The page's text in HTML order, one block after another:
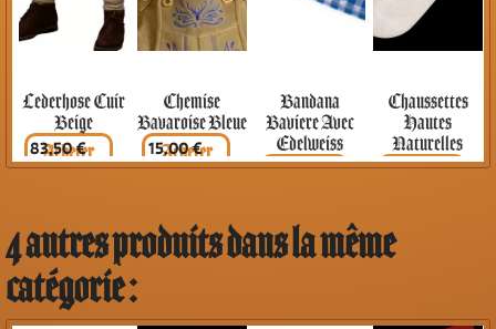
Lederhose Cuir
Beige
Prix
83,50 €
Chemise
Bavaroise Bleue
Prix
15,00 €
Bandana
Baviere Avec
Edelweiss
Prix
5,90 €
Chaussettes
Hautes
Naturelles
Prix
8,90 €
4 autres produits dans la même
catégorie :